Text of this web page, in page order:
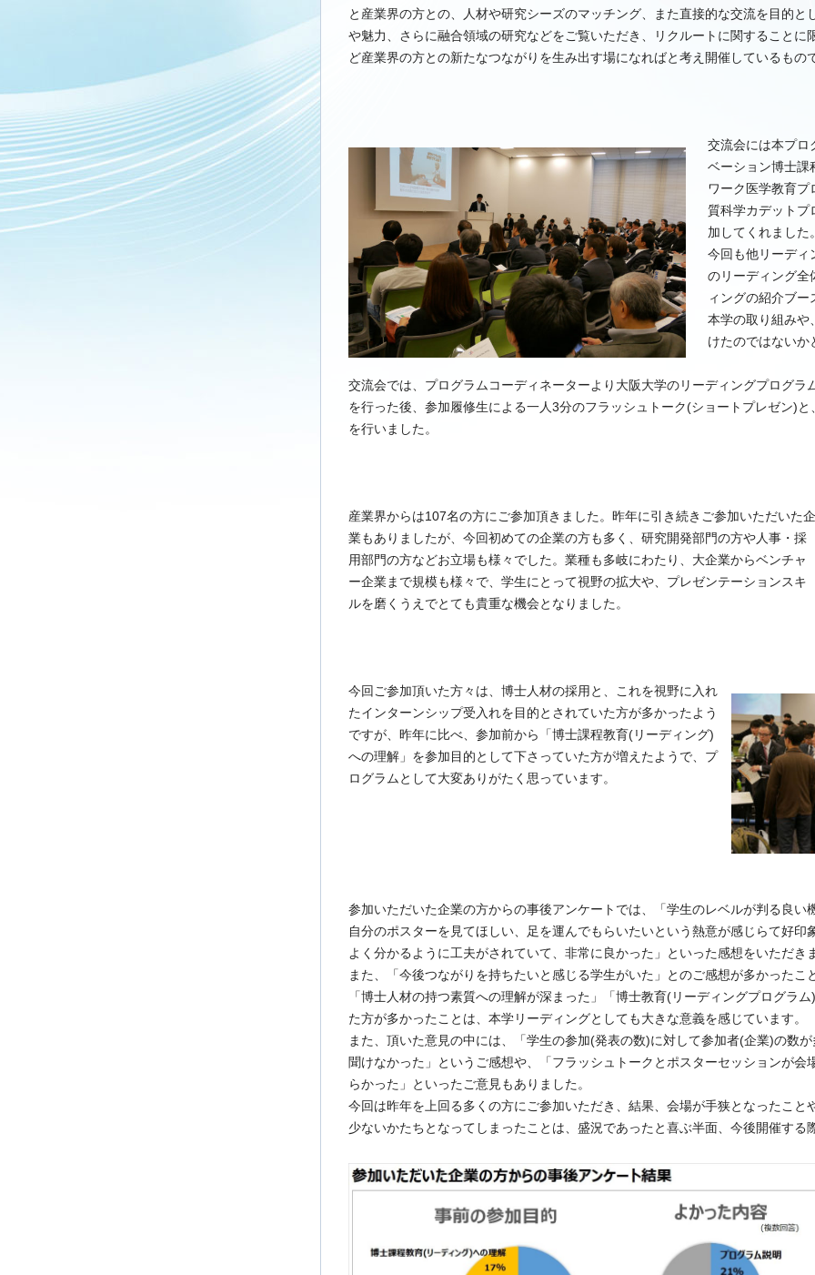
と産業界の方との、人材や研究シーズのマッチング、また直接的な交流を目的
や魅力、さらに融合領域の研究などをご覧いただき、リクルートに関することに
ど産業界の方との新たなつながりを生み出す場になればと考え開催しているもの
交流会には本プロ
ベーション博士課
ワーク医学教育プ
質科学カデットプ
加してくれました
今回も他リーディ
のリーディング全
ィングの紹介ブ
本学の取り組みや
けたのではないか
交流会では、プログラムコーディネーターより大阪大学のリーディングプログラ
を行った後、参加履修生による一人3分のフラッシュトーク(ショートプレゼン)
を行いました。
産業界からは107名の方にご参加頂きました。昨年に引き続きご参加いただいた企
業もありましたが、今回初めての企業の方も多く、 研究開発部門の方や人事・採
用部門の方などお立場も様々でした。業種も多岐にわたり、大企業からベンチャ
ー企業まで規模も様々で、学生にとって視野の拡大や、プレゼンテーションスキ
ルを磨くうえでとても貴重な機会となりました。
今回ご参加頂いた方々は、博士人材の採用と、これを視野に入れ
たインターンシップ受入れを目的とされていた方が多かったよう
ですが、昨年に比べ、参加前から「博士課程教育(リーディング)
への理解」を参加目的として下さっていた方が増えたようで、プ
ログラムとして大変ありがたく思っています。
参加いただいた企業の方からの事後アンケートでは、「学生のレベルが判る良い
自分のポスターを見てほしい、足を運んでもらいたいという熱意が感じらて好
よく分かるように工夫がされていて、非常に良かった」といった感想をいただき
また、「今後つながりを持ちたいと感じる学生がいた」とのご感想が多かった
「博士人材の持つ素質への理解が深まった」「博士教育(リーディングプログラ
た方が多かったことは、本学リーディングとしても大きな意義を感じています。
また、頂いた意見の中には、「学生の参加(発表の数)に対して参加者(企業)の数
聞けなかった」というご感想や、「フラッシュトークとポスターセッションが会
らかった」といったご意見もありました。
今回は昨年を上回る多くの方にご参加いただき、結果、会場が手狭となったこと
少ないかたちとなってしまったことは、盛況であったと喜ぶ半面、今後開催する